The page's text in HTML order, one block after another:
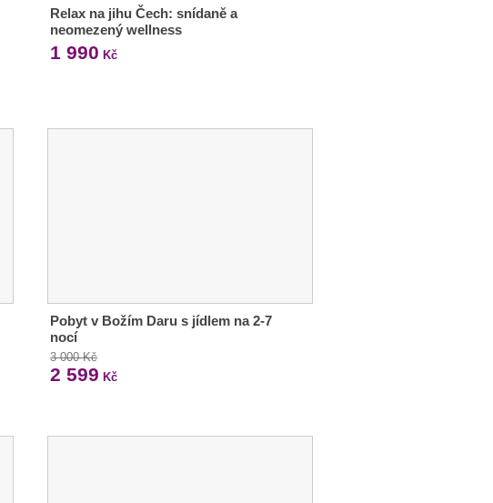
Relax na jihu Čech: snídaně a
neomezený wellness
1 990 Kč
Pobyt v Božím Daru s jídlem na 2-7
nocí
3 000 Kč
2 599 Kč